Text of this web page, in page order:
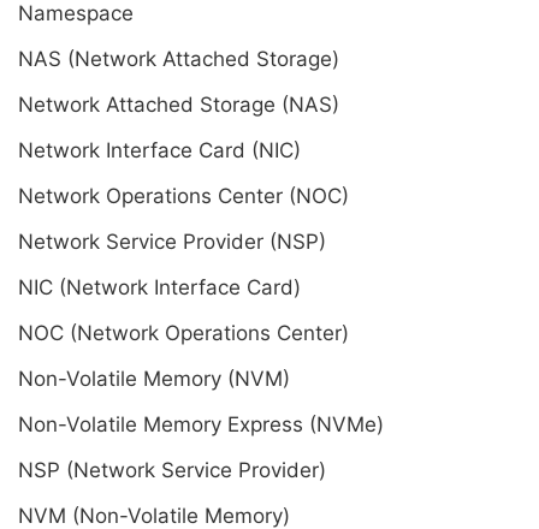
Namespace
NAS (Network Attached Storage)
Network Attached Storage (NAS)
Network Interface Card (NIC)
Network Operations Center (NOC)
Network Service Provider (NSP)
NIC (Network Interface Card)
NOC (Network Operations Center)
Non-Volatile Memory (NVM)
Non-Volatile Memory Express (NVMe)
NSP (Network Service Provider)
NVM (Non-Volatile Memory)